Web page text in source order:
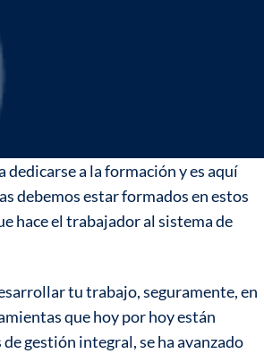
a la formación y es aquí
debemos estar formados en estos
hace el trabajador al sistema de
tu trabajo, seguramente, en
que hoy por hoy están
gestión integral, se ha avanzado